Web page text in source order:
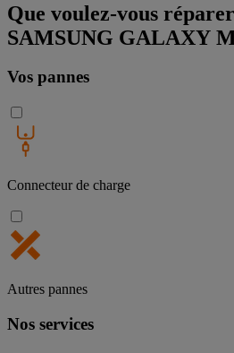
Que voulez-vous
SAMSUNG GALAXY
Vos pannes
Connecteur de charge
Autres pannes
Nos services